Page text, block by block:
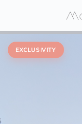
EXCLUSIVITY